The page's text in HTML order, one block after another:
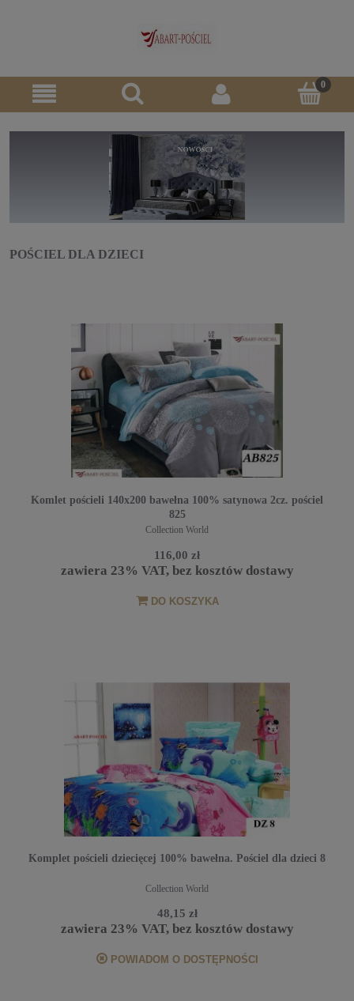
POŚCIEL DLA DZIECI
Komlet pościeli 140x200 bawełna 100% satynowa 2cz. pościel
825
Collection World
116,00 zł
zawiera 23% VAT, bez kosztów dostawy
DO KOSZYKA
Komplet pościeli dziecięcej 100% bawełna. Pościel dla dzieci 8
Collection World
48,15 zł
zawiera 23% VAT, bez kosztów dostawy
POWIADOM O DOSTĘPNOŚCI